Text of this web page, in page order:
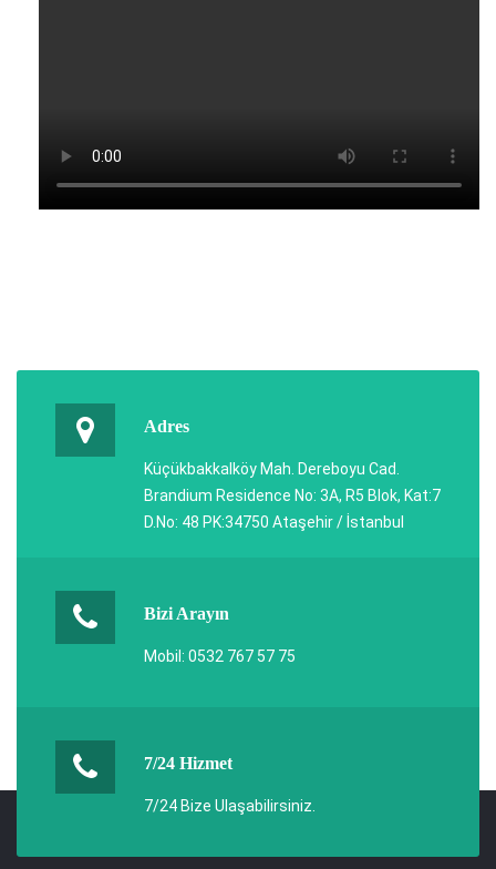
Adres
Küçükbakkalköy Mah. Dereboyu Cad.
Brandium Residence No: 3A, R5 Blok, Kat:7
D.No: 48 PK:34750 Ataşehir / İstanbul
Bizi Arayın
Mobil: 0532 767 57 75
7/24 Hizmet
7/24 Bize Ulaşabilirsiniz.